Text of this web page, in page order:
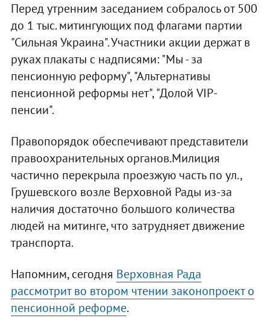
Перед утренним заседанием собралось от 500
до 1 тыс. митингующих под флагами партии
"Сильная Украина". Участники акции держат в
руках плакаты с надписями: "Мы - за
пенсионную реформу", "Альтернативы
пенсионной реформы нет", "Долой VIP-
пенсии".
Правопорядок обеспечивают представители
правоохранительных органов.Милиция
частично перекрыла проезжую часть по ул.,
Грушевского возле Верховной Рады из-за
наличия достаточно большого количества
людей на митинге, что затрудняет движение
транспорта.
Напомним, сегодня Верховная Рада
рассмотрит во втором чтении законопроект о
пенсионной реформе.